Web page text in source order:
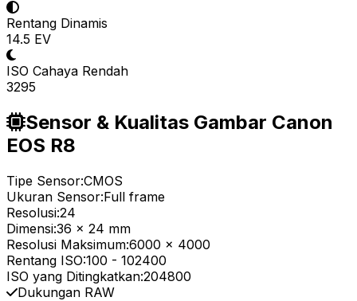
Rentang Dinamis
14.5 EV
ISO Cahaya Rendah
3295
Sensor & Kualitas Gambar Canon
EOS R8
Tipe Sensor:CMOS
Ukuran Sensor:Full frame
Resolusi:24
Dimensi:36 x 24 mm
Resolusi Maksimum:6000 x 4000
Rentang ISO:100 - 102400
ISO yang Ditingkatkan:204800
Dukungan RAW